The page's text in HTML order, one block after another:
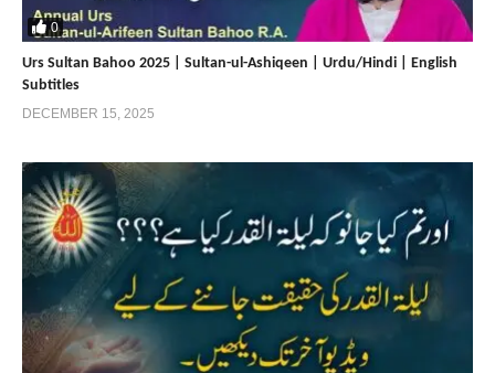
0
Urs Sultan Bahoo 2025 | Sultan-ul-Ashiqeen | Urdu/Hindi | English
Subtitles
DECEMBER 15, 2025